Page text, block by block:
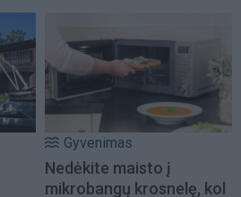
Gyvenimas
Nedėkite maisto į
mikrobangų krosnelę, kol